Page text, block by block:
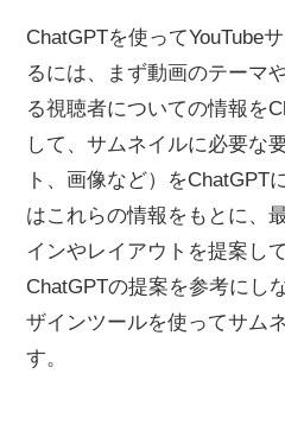
ChatGPTを使ってYouTube
るには、まず動画のテーマ
る視聴者についての情報を
して、サムネイルに必要な
ト、画像など）をChatGPT
はこれらの情報をもとに、
インやレイアウトを提案し
ChatGPTの提案を参考にし
ザインツールを使ってサム
す。